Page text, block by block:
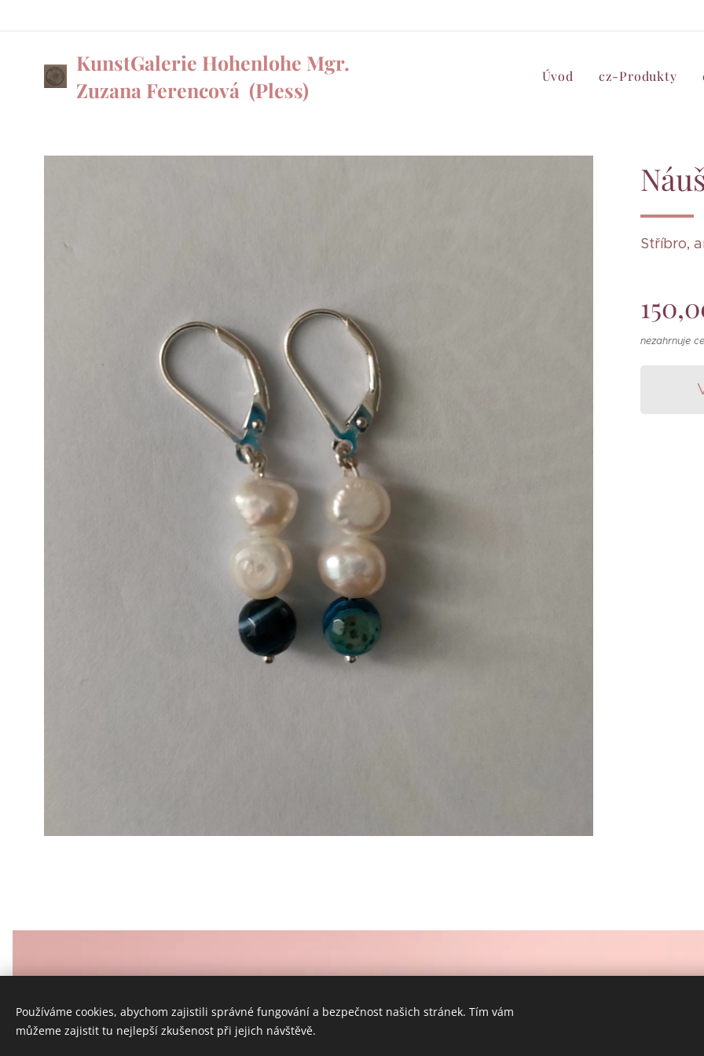
KunstGalerie Hohenlohe Mgr.
Zuzana Ferencová (Pless)
Úvod cz-Produkty
Stříbro,
nezahrnuje
Používáme cookies, abychom zajistili správné fungování a bezpečnost našich stránek. Tím vám
můžeme zajistit tu nejlepší zkušenost při jejich návštěvě.